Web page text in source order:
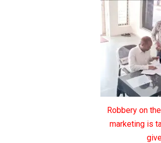
Robbery on
marketing is